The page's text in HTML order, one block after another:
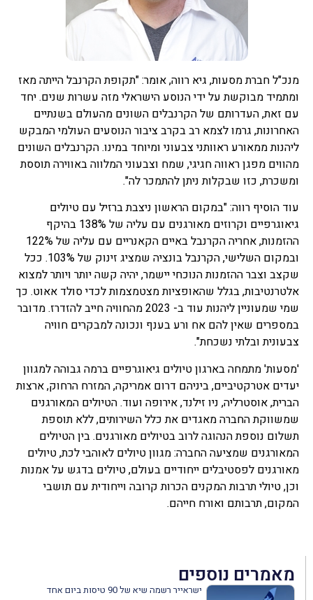
מנכ"ל חברת מסעות, גיא רווה, אומר: "תקופת הקרנבל הייתה מאז
ומתמיד מבוקשת על ידי הנוסע הישראלי מזה עשרות שנים. יחד
עם זאת, העדרותם של הקרנבלים השונים מהעולם בשנתיים
האחרונות, גרמו לצמא רב בקרב ציבור הנוסעים העולמי המבקש
ליהנות ממאורע ראוותני צבעוני ומיוחד במינו. הקרנבלים השונים
מהווים מפגן ראווה חגיגי, שמח וצבעוני המלווה באווירה תוססת
ומשכרת, כזו שבקלות ניתן להתמכר לה".
עוד הוסיף רווה: "במקום הראשון ניצבת ברזיל עם טיולים
גיאוגרפיים וקרוזים מאורגנים עם עליה של 138% בהיקף
ההזמנות, אחריה הקרנבל באיים הקאנריים עם עליה של 122%
ובמקום השלישי, הקרנבל בונציה שמציג זינוק של 103%. ככל
שקצב וצבר ההזמנות הנוכחי יישמר, יהיה קשה יותר ויותר למצוא
אלטרנטיבות, בגלל שהאופציות מצטמצמות לכדי סולד אאוט. כך
שמי שמעוניין ליהנות עוד ב- 2023 מהחוויה חייב להזדרז. מדובר
במספרים שאין להם אח ורע בענף ונכונה למבקרים חוויה
צבעונית ובלתי נשכחת".
'מסעות' מתמחה בארגון טיולים גיאוגרפיים ברמה גבוהה למגוון
יעדים אטרקטיביים, ביניהם דרום אמריקה, המזרח הרחוק, ארצות
הברית, אוסטרליה, ניו זילנד, אירופה ועוד. הטיולים המאורגנים
שמשווקת החברה מאגדים את כלל השירותים, ללא תוספת
תשלום נוספת הנהוגה לרוב בטיולים מאורגנים. בין הטיולים
המאורגנים שמציעה החברה: מגוון טיולים לאוהבי לכת, טיולים
מאורגנים לפסטיבלים ייחודיים בעולם, טיולים בדגש על אמנות
וכן, טיולי תרבות המקנים הכרות קרובה וייחודית עם תושבי
המקום, תרבותם ואורח חייהם.
מאמרים נוספים
ישראייר רשמה שיא של 90 טיסות ביום אחד